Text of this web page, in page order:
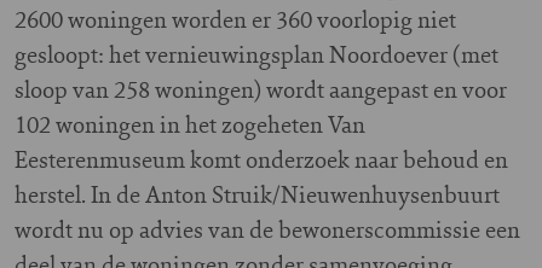
2600 woningen worden er 360 voorlopig niet
gesloopt: het vernieuwingsplan Noordoever (met
sloop van 258 woningen) wordt aangepast en voor
102 woningen in het zogeheten Van
Eesterenmuseum komt onderzoek naar behoud en
herstel. In de Anton Struik/Nieuwenhuysenbuurt
wordt nu op advies van de bewonerscommissie een